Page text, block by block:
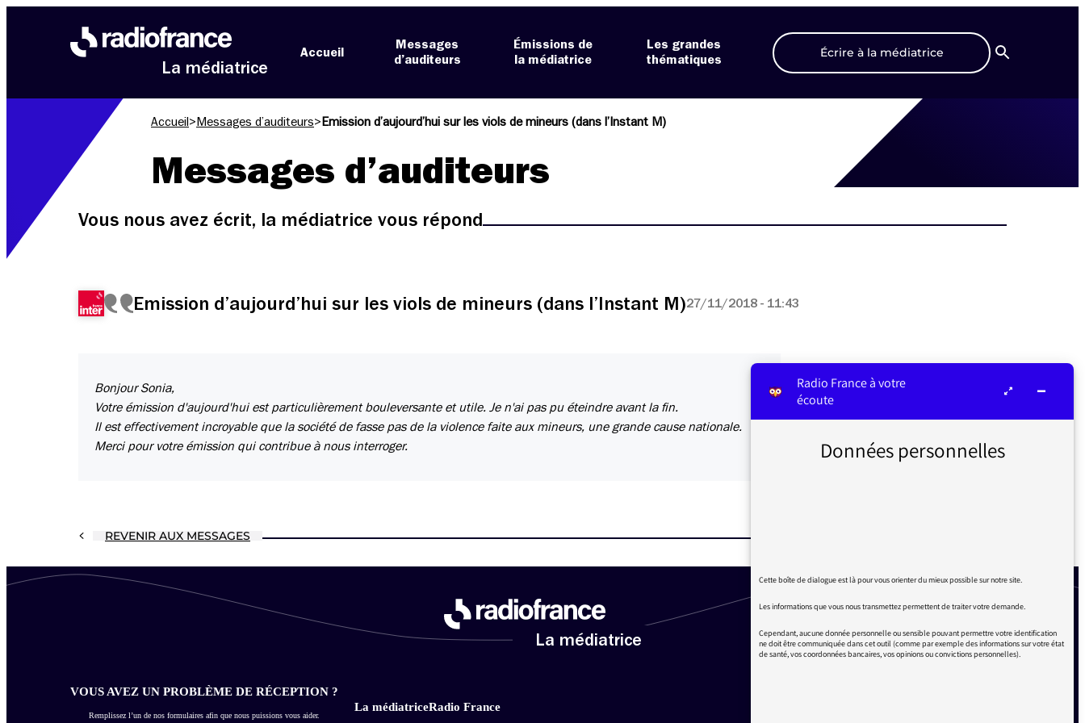
La médiatrice
Accueil
Messages
d’auditeurs
Émissions de
la médiatrice
Les grandes
thématiques
Écrire à la médiatrice
Recherche
Accueil > Messages d’auditeurs> Emission d’aujourd’hui sur les viols de mineurs (dans l’Instant M)
Messages d’auditeurs
Vous nous avez écrit, la médiatrice vous répond
Emission d’aujourd’hui sur les viols de mineurs (dans l’Instant M)27/11/2018 - 11:43
Bonjour Sonia,
Votre émission d'aujourd'hui est particulièrement bouleversante et utile. Je n'ai pas pu éteindre avant la fin.
Il est effectivement incroyable que la société de fasse pas de la violence faite aux mineurs, une grande cause nationale.
Merci pour votre émission qui contribue à nous interroger.
REVENIR AUX MESSAGES
La médiatrice
VOUS AVEZ UN PROBLÈME DE RÉCEPTION ?
Remplissez l’un de nos formulaires afin que nous puissions vous aider.
La médiatriceRadio France
Radio France à votre
écoute
Données personnelles
Cette boîte de dialogue est là pour vous orienter du mieux possible sur notre site.
Les informations que vous nous transmettez permettent de traiter votre demande.
Cependant, aucune donnée personnelle ou sensible pouvant permettre votre identification
ne doit être communiquée dans cet outil (comme par exemple des informations sur votre état
de santé, vos coordonnées bancaires, vos opinions ou convictions personnelles).